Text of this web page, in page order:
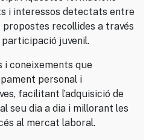
i interessos detectats entre
propostes recollides a través
juvenil.
i coneixements que
personal i
facilitant l’adquisició de
seu dia a dia i millorant les
al mercat laboral.